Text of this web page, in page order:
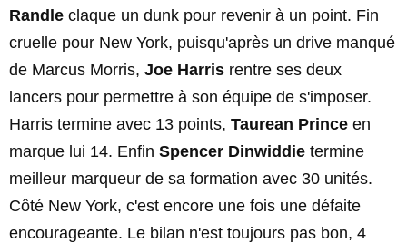
Randle claque un dunk pour revenir à un point. Fin
cruelle pour New York, puisqu'après un drive manqué
de Marcus Morris, Joe Harris rentre ses deux
lancers pour permettre à son équipe de s'imposer.
Harris termine avec 13 points, Taurean Prince en
marque lui 14. Enfin Spencer Dinwiddie termine
meilleur marqueur de sa formation avec 30 unités.
Côté New York, c'est encore une fois une défaite
encourageante. Le bilan n'est toujours pas bon, 4